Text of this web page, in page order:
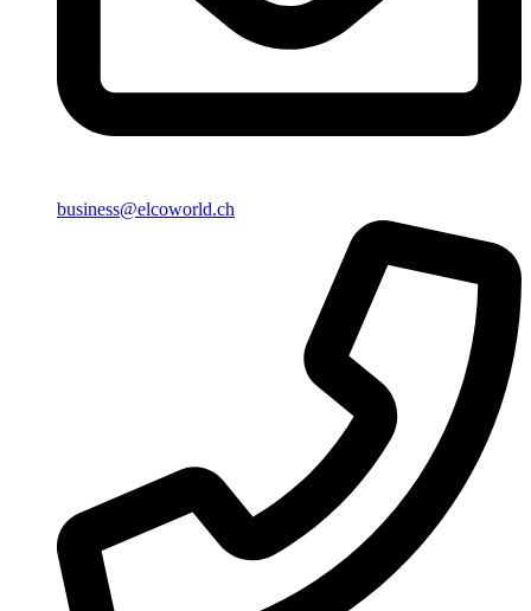
business@elcoworld.ch